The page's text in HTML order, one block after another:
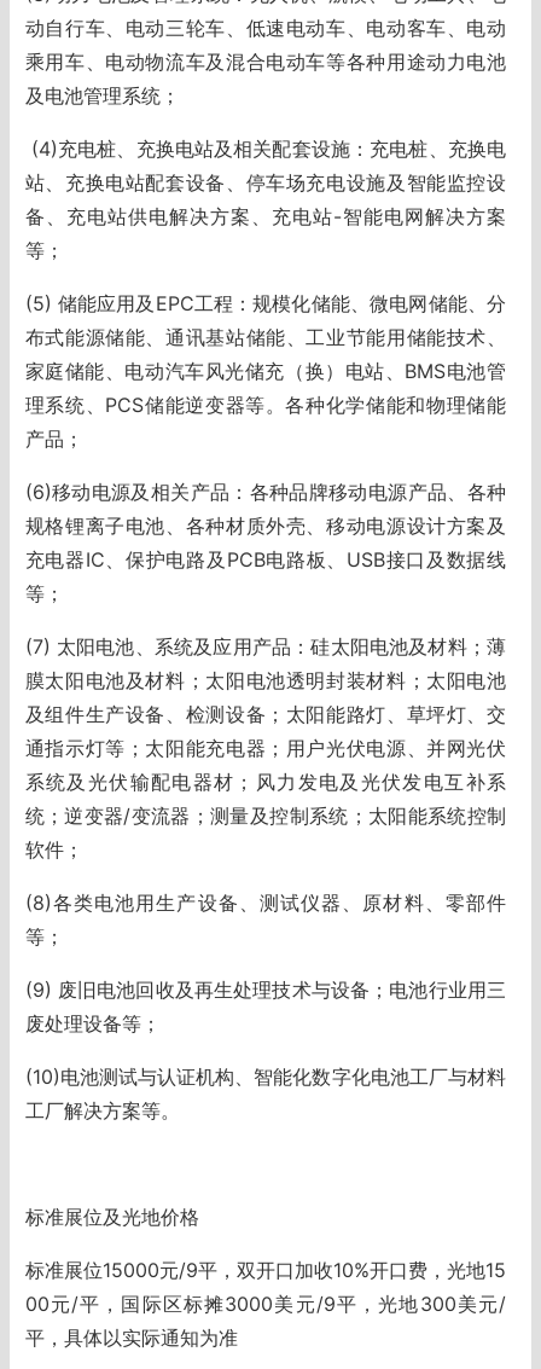
动自行车、电动三轮车、低速电动车、电动客车、电动
乘用车、电动物流车及混合电动车等各种用途动力电池
及电池管理系统；
(4)充电桩、充换电站及相关配套设施：充电桩、充换电
站、充换电站配套设备、停车场充电设施及智能监控设
备、充电站供电解决方案、充电站-智能电网解决方案
等；
(5) 储能应用及EPC工程：规模化储能、微电网储能、分
布式能源储能、通讯基站储能、工业节能用储能技术、
家庭储能、电动汽车风光储充（换）电站、BMS电池管
理系统、PCS储能逆变器等。各种化学储能和物理储能
产品；
(6)移动电源及相关产品：各种品牌移动电源产品、各种
规格锂离子电池、各种材质外壳、移动电源设计方案及
充电器IC、保护电路及PCB电路板、USB接口及数据线
等；
(7) 太阳电池、系统及应用产品：硅太阳电池及材料；薄
膜太阳电池及材料；太阳电池透明封装材料；太阳电池
及组件生产设备、检测设备；太阳能路灯、草坪灯、交
通指示灯等；太阳能充电器；用户光伏电源、并网光伏
系统及光伏输配电器材；风力发电及光伏发电互补系
统；逆变器/变流器；测量及控制系统；太阳能系统控制
软件；
(8)各类电池用生产设备、测试仪器、原材料、零部件
等；
(9) 废旧电池回收及再生处理技术与设备；电池行业用三
废处理设备等；
(10)电池测试与认证机构、智能化数字化电池工厂与材料
工厂解决方案等。
标准展位及光地价格
标准展位15000元/9平，双开口加收10%开口费，光地15
00元/平，国际区标摊3000美元/9平，光地300美元/
平，具体以实际通知为准